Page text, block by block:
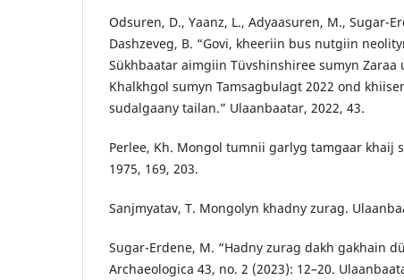
Odsuren, D., Yaanz, L., Adyaasuren, M., Sugar-
Dashzeveg, B. “Govi, kheeriin bus nutgiin
Sükhbaatar aimgiin Tüvshinshiree sumyn
Khalkhgol sumyn Tamsagbulagt 2022 ond
sudalgaany tailan.” Ulaanbaatar, 2022, 43.
Perlee, Kh. Mongol tumnii garlyg tamgaar khaij
1975, 169, 203.
Sanjmyatav, T. Mongolyn khadny zurag.
Sugar-Erdene, M. “Hadny zurag dakh gakhain
Archaeologica 43, no. 2 (2023): 12–20.